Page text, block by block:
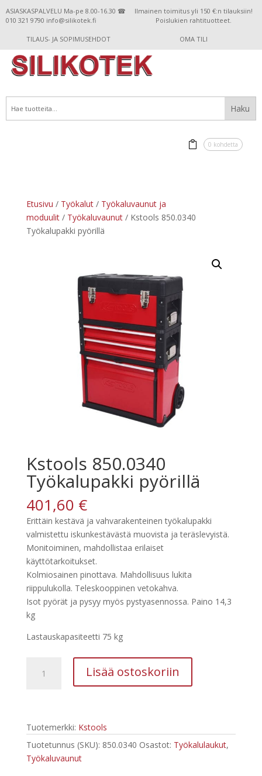
ASIASKASPALVELU Ma-pe 8.00-16.30 ☎
010 321 9790 info@silikotek.fi
Ilmainen toimitus yli 150 €:n tilauksiin!
Poislukien rahtituotteet.
TILAUS- JA SOPIMUSEHDOT OMA TILI
0 kohdetta
Etusivu / Työkalut/ Työkaluvaunut ja
moduulit/ Työkaluvaunut/ Kstools 850.0340
Työkalupakki pyörillä
Kstools 850.0340
Työkalupakki pyörillä
401,60 €
Erittäin kestävä ja vahvarakenteinen työkalupakki
valmistettu iskunkestävästä muovista ja teräslevyistä.
Monitoiminen, mahdollistaa erilaiset
käyttötarkoitukset.
Kolmiosainen pinottava. Mahdollisuus lukita
riippulukolla. Teleskooppinen vetokahva.
Isot pyörät ja pysyy myös pystyasennossa. Paino 14,3
kg
Lastauskapasiteetti 75 kg
850.0340
Lisää ostoskoriin
Tuotemerkki: Kstools
Tuotetunnus (SKU): 850.0340 Osastot: Työkalulaukut,
Työkaluvaunut